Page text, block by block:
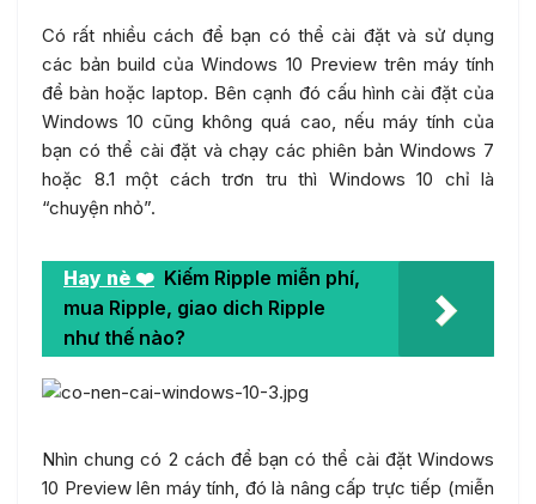
Có rất nhiều cách để bạn có thể cài đặt và sử dụng
các bản build của Windows 10 Preview trên máy tính
để bàn hoặc laptop. Bên cạnh đó cấu hình cài đặt của
Windows 10 cũng không quá cao, nếu máy tính của
bạn có thể cài đặt và chạy các phiên bản Windows 7
hoặc 8.1 một cách trơn tru thì Windows 10 chỉ là
“chuyện nhỏ”.
Hay nè ❤️ Kiếm Ripple miễn phí,
mua Ripple, giao dich Ripple
như thế nào?
Nhìn chung có 2 cách để bạn có thể cài đặt Windows
10 Preview lên máy tính, đó là nâng cấp trực tiếp (miễn